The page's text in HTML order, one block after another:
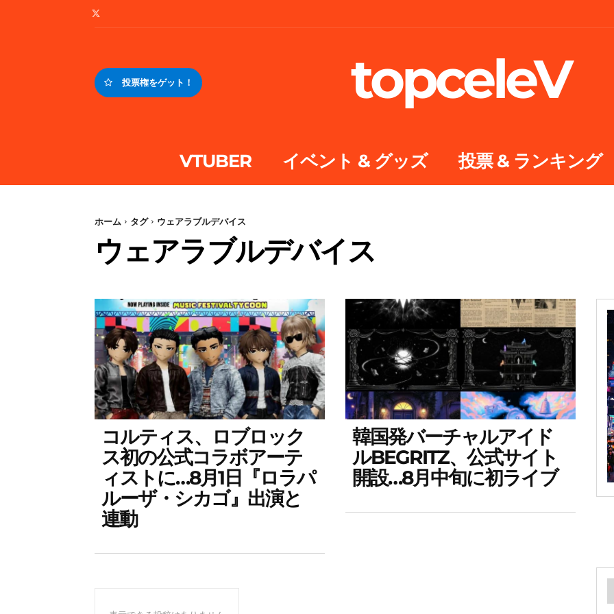
投票権をゲット！ topceleV
VTUBER イベント & グッズ 投票 & ランキング
ホーム タグ ウェアラブルデバイス
ウェアラブルデバイス
コルティス、ロブロック
ス初の公式コラボアーテ
ィストに…8月1日『ロラパ
ルーザ・シカゴ』出演と
連動
韓国発バーチャルアイド
ルBEGRITZ、公式サイト
開設…8月中旬に初ライブ